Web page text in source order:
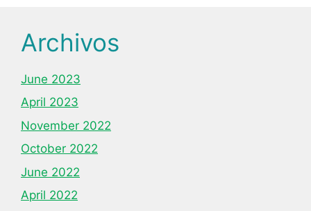
Archivos
June 2023
April 2023
November 2022
October 2022
June 2022
April 2022